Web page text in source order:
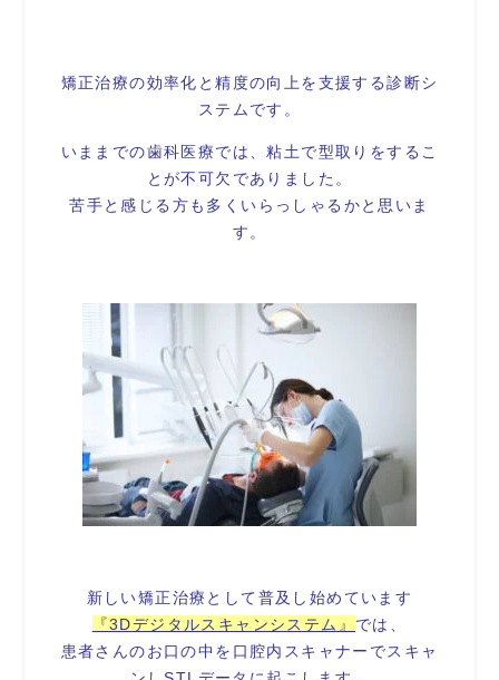
矯正治療の効率化と精度の向上を支援する診断シ
ステムです。
いままでの歯科医療では、粘土で型取りをするこ
とが不可欠でありました。
苦手と感じる方も多くいらっしゃるかと思いま
す。
新しい矯正治療として普及し始めています
『3Dデジタルスキャンシステム』 では、
患者さんのお口の中を口腔内スキャナーでスキャ